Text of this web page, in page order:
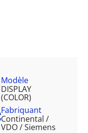
Modèle
DISPLAY
(COLOR)
Fabriquant
Continental /
VDO / Siemens